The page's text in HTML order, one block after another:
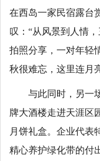
在西岛一家民宿露台
叹：“从风景到人情
拍照分享，一对年轻
秋很难忘，这里连月
与此同时，另一
牌大酒楼走进天涯区
月饼礼盒。企业代表
精心养护绿化带的付